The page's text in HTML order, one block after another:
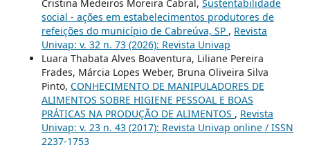
Cristina Medeiros Moreira Cabral, Sustentabilidade
social - ações em estabelecimentos produtores de
refeições do município de Cabreúva, SP , Revista
Univap: v. 32 n. 73 (2026): Revista Univap
Luara Thabata Alves Boaventura, Liliane Pereira
Frades, Márcia Lopes Weber, Bruna Oliveira Silva
Pinto, CONHECIMENTO DE MANIPULADORES DE
ALIMENTOS SOBRE HIGIENE PESSOAL E BOAS
PRÁTICAS NA PRODUÇÃO DE ALIMENTOS , Revista
Univap: v. 23 n. 43 (2017): Revista Univap online / ISSN
2237-1753